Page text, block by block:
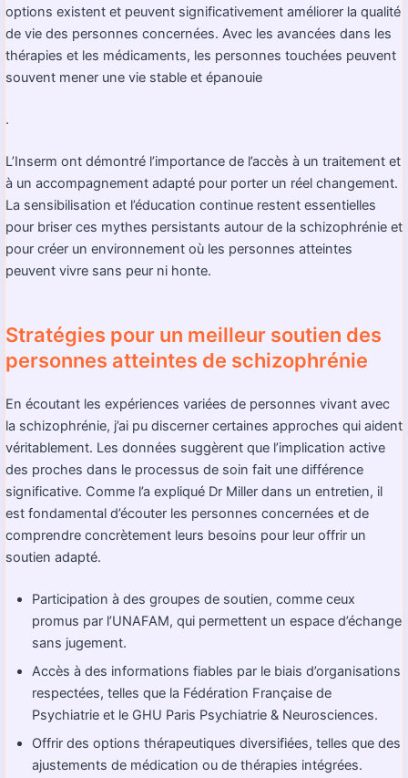
options existent et peuvent significativement améliorer la qualité
de vie des personnes concernées. Avec les avancées dans les
thérapies et les médicaments, les personnes touchées peuvent
souvent mener une vie stable et épanouie
.
L’Inserm ont démontré l’importance de l’accès à un traitement et
à un accompagnement adapté pour porter un réel changement.
La sensibilisation et l’éducation continue restent essentielles
pour briser ces mythes persistants autour de la schizophrénie et
pour créer un environnement où les personnes atteintes
peuvent vivre sans peur ni honte.
Stratégies pour un meilleur soutien des
personnes atteintes de schizophrénie
En écoutant les expériences variées de personnes vivant avec
la schizophrénie, j’ai pu discerner certaines approches qui aident
véritablement. Les données suggèrent que l’implication active
des proches dans le processus de soin fait une différence
significative. Comme l’a expliqué Dr Miller dans un entretien, il
est fondamental d’écouter les personnes concernées et de
comprendre concrètement leurs besoins pour leur offrir un
soutien adapté.
Participation à des groupes de soutien, comme ceux
promus par l’UNAFAM, qui permettent un espace d’échange
sans jugement.
Accès à des informations fiables par le biais d’organisations
respectées, telles que la Fédération Française de
Psychiatrie et le GHU Paris Psychiatrie & Neurosciences.
Offrir des options thérapeutiques diversifiées, telles que des
ajustements de médication ou de thérapies intégrées.